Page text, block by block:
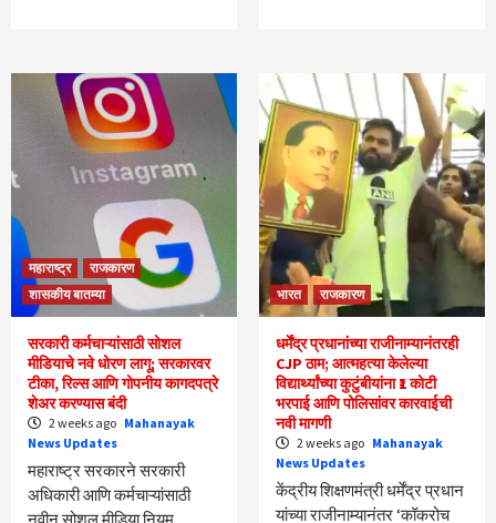
महाराष्ट्र
राजकारण
शासकीय बातम्या
सरकारी कर्मचाऱ्यांसाठी सोशल
मीडियाचे नवे धोरण लागू; सरकारवर
टीका, रिल्स आणि गोपनीय कागदपत्रे
शेअर करण्यास बंदी
2 weeks ago Mahanayak
News Updates
महाराष्ट्र सरकारने सरकारी
अधिकारी आणि कर्मचाऱ्यांसाठी
नवीन सोशल मीडिया नियम
भारत राजकारण
धर्मेंद्र प्रधानांच्या राजीनाम्यानंतरही
CJP ठाम; आत्महत्या केलेल्या
विद्यार्थ्यांच्या कुटुंबीयांना ₹1 कोटी
भरपाई आणि पोलिसांवर कारवाईची
नवी मागणी
2 weeks ago Mahanayak
News Updates
केंद्रीय शिक्षणमंत्री धर्मेंद्र प्रधान
यांच्या राजीनाम्यानंतर ‘कॉकरोच